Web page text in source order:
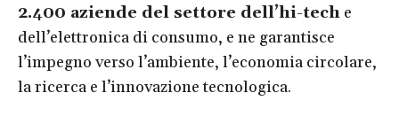
2.400 aziende del settore dell’hi-tech e
dell’elettronica di consumo, e ne garantisce
l’impegno verso l’ambiente, l’economia circolare,
la ricerca e l’innovazione tecnologica.